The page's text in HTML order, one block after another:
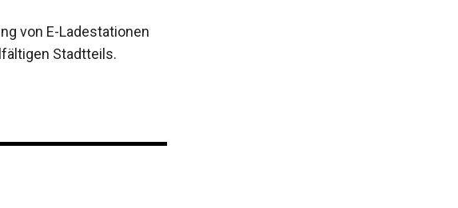
von E-Ladestationen
Stadtteils.